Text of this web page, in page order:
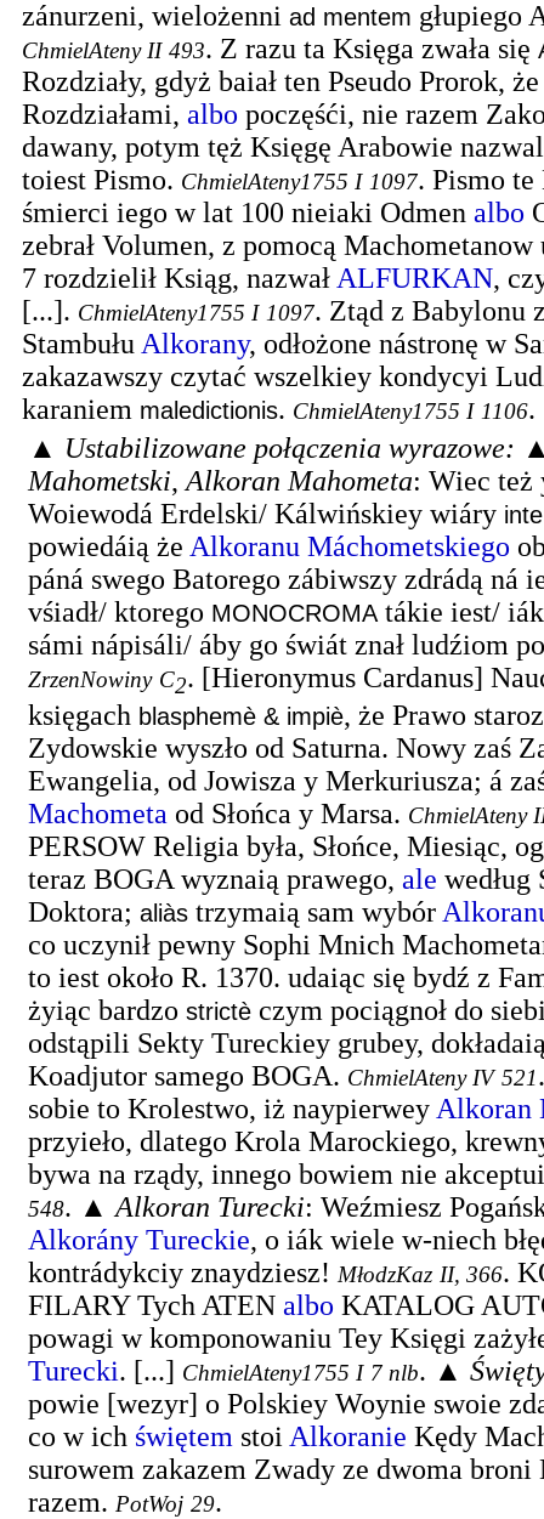
zánurzeni, wielożenni ad mentem głupiego
ChmielAteny II 493. Z razu ta Księga zwała się
Rozdziały, gdyż baiał ten Pseudo Prorok,
Rozdziałami, albo poczęśći, nie razem
dawany, potym tęż Księgę Arabowie
toiest Pismo. ChmielAteny1755 I 1097. Pismo te
śmierci iego w lat 100 nieiaki Odmen albo
zebrał Volumen, z pomocą
7 rozdzielił Ksiąg, nazwał ALFURKAN,
[...]. ChmielAteny1755 I 1097. Ztąd z Babylonu
Stambułu Alkorany, odłożone nástronę w
zakazawszy czytać wszelkiey kondycyi
karaniem maledictionis. ChmielAteny1755 I 1106.
▲ Ustabilizowane połączenia wyrazowe:
Mahometski, Alkoran Mahometa: Wiec też
Woiewodá Erdelski/ Kálwińskiey wiáry
powiedáią że Alkoranu Máchometskiego
páná swego Batorego zábiwszy zdrádą ná
vśiadł/ ktorego MONOCROMA tákie iest/
sámi nápisáli/ áby go świát znał ludźiom
ZrzenNowiny C2. [Hieronymus Cardanus]
księgach blasphemè & impiè, że Prawo
Zydowskie wyszło od Saturna. Nowy zaś
Ewangelia, od Jowisza y Merkuriusza; á
Machometa od Słońca y Marsa. ChmielAteny
PERSOW Religia była, Słońce, Miesiąc,
teraz BOGA wyznaią prawego, ale według
Doktora; aliàs trzymaią sam wybór
co uczynił pewny Sophi Mnich
to iest około R. 1370. udaiąc się bydź z
żyiąc bardzo strictè czym pociągnoł do
odstąpili Sekty Tureckiey grubey,
Koadjutor samego BOGA. ChmielAteny IV 521
sobie to Krolestwo, iż naypierwey Alkoran
przyieło, dlatego Krola Marockiego,
bywa na rządy, innego bowiem nie
548. ▲ Alkoran Turecki: Weźmiesz
Alkorány Tureckie, o iák wiele w-niech
kontrádykciy znaydziesz! MłodzKaz II, 366.
FILARY Tych ATEN albo KATALOG
powagi w komponowaniu Tey Księgi
Turecki. [...] ChmielAteny1755 I 7 nlb. ▲
powie [wezyr] o Polskiey Woynie swoie
co w ich świętem stoi Alkoranie Kędy
surowem zakazem Zwady ze dwoma broni
razem. PotWoj 29.